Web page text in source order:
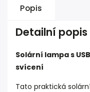
Popis
Detailní
Solární lampa s
svícení
Tato praktická